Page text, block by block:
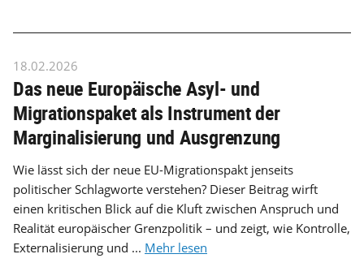
18.02.2026
Das neue Europäische Asyl- und
Migrationspaket als Instrument der
Marginalisierung und Ausgrenzung
Wie lässt sich der neue EU-Migrationspakt jenseits
politischer Schlagworte verstehen? Dieser Beitrag wirft
einen kritischen Blick auf die Kluft zwischen Anspruch und
Realität europäischer Grenzpolitik – und zeigt, wie Kontrolle,
Externalisierung und ... Mehr lesen